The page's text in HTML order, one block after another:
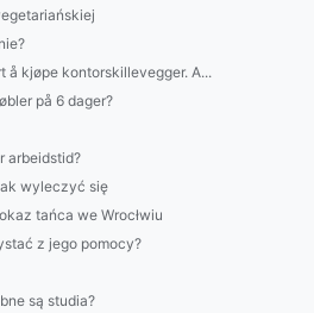
kjøpe kontorskillevegger. A...
på 6 dager?
arbeidstid?
wyleczyć się
tańca we Wrocłwiu
z jego pomocy?
są studia?